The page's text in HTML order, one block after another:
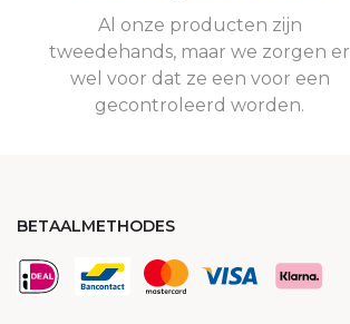
Al onze producten zijn
tweedehands, maar we zorgen er
wel voor dat ze een voor een
gecontroleerd worden.
BETAALMETHODES